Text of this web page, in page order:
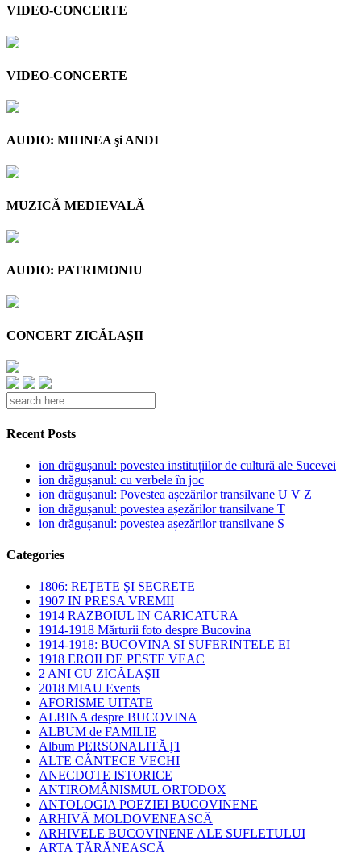
VIDEO-CONCERTE
VIDEO-CONCERTE
AUDIO: MIHNEA şi ANDI
MUZICĂ MEDIEVALĂ
AUDIO: PATRIMONIU
CONCERT ZICĂLAŞII
Recent Posts
ion drăgușanul: povestea instituțiilor de cultură ale Sucevei
ion drăgușanul: cu verbele în joc
ion drăgușanul: Povestea așezărilor transilvane U V Z
ion drăgușanul: povestea așezărilor transilvane T
ion drăgușanul: povestea așezărilor transilvane S
Categories
1806: REŢETE ŞI SECRETE
1907 IN PRESA VREMII
1914 RAZBOIUL IN CARICATURA
1914-1918 Mărturii foto despre Bucovina
1914-1918: BUCOVINA SI SUFERINTELE EI
1918 EROII DE PESTE VEAC
2 ANI CU ZICĂLAŞII
2018 MIAU Events
AFORISME UITATE
ALBINA despre BUCOVINA
ALBUM de FAMILIE
Album PERSONALITĂŢI
ALTE CÂNTECE VECHI
ANECDOTE ISTORICE
ANTIROMÂNISMUL ORTODOX
ANTOLOGIA POEZIEI BUCOVINENE
ARHIVĂ MOLDOVENEASCĂ
ARHIVELE BUCOVINENE ALE SUFLETULUI
ARTA ŢĂRĂNEASCĂ